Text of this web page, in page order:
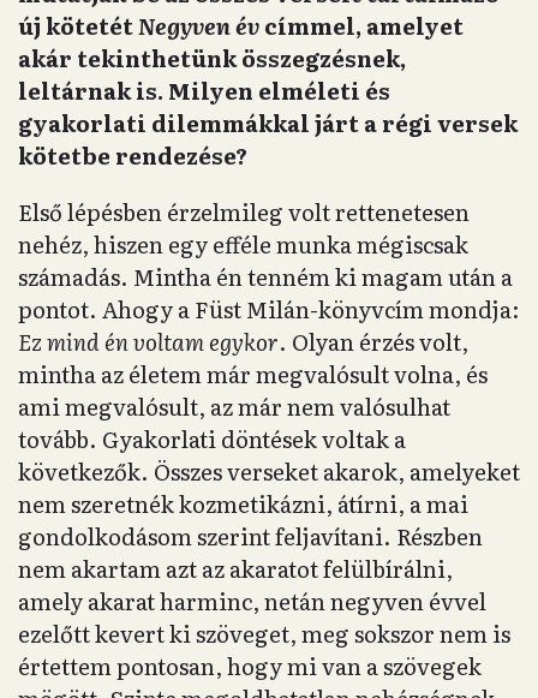
új kötetétNegyven évcímmel, amelyet
akár tekinthetünk összegzésnek,
leltárnak is. Milyen elméleti és
gyakorlati dilemmákkal járt a régi versek
kötetbe rendezése?
Első lépésben érzelmileg volt rettenetesen
nehéz, hiszen egy efféle munka mégiscsak
számadás. Mintha én tenném ki magam után a
pontot. Ahogy a Füst Milán-könyvcím mondja:
Ez mind én voltam egykor. Olyan érzés volt,
mintha az életem már megvalósult volna, és
ami megvalósult, az már nem valósulhat
tovább. Gyakorlati döntések voltak a
következők. Összes verseket akarok, amelyeket
nem szeretnék kozmetikázni, átírni, a mai
gondolkodásom szerint feljavítani. Részben
nem akartam azt az akaratot felülbírálni,
amely akarat harminc, netán negyven évvel
ezelőtt kevert ki szöveget, meg sokszor nem is
értettem pontosan, hogy mi van a szövegek